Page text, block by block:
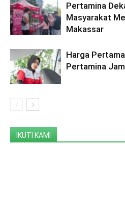
Pertamina
Masyarakat
Makassar
Harga
Pertamina
IKUTI KAMI